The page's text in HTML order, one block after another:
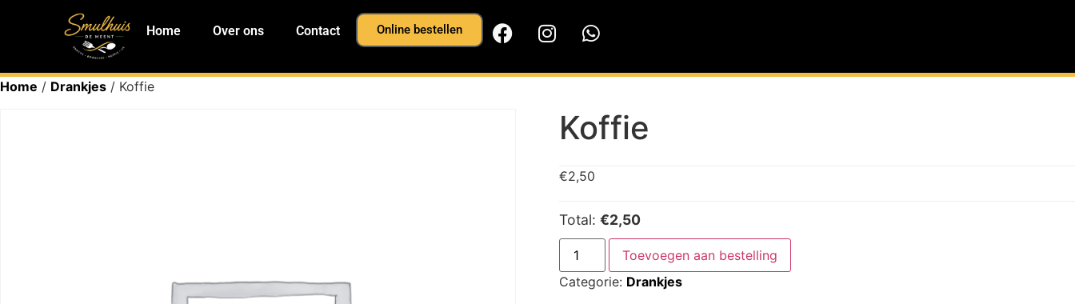
Home Over ons Contact Online bestellen
Home / Drankjes / Koffie
Koffie
€2,50
Total: €2,50
Toevoegen aan bestelling
Categorie: Drankjes